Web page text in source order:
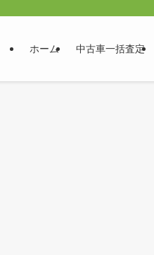
ホーム 中古車一括査定